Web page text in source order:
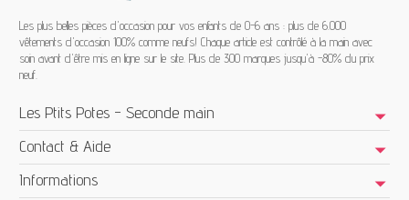
Les plus belles pièces d'occasion pour vos enfants de 0-6 ans : plus de 6.000
vêtements d'occasion 100% comme neufs! Chaque article est contrôlé à la main avec
soin avant d'être mis en ligne sur le site. Plus de 300 marques jusqu'à -80% du prix
neuf.
Les Ptits Potes - Seconde main
Contact & Aide
Informations